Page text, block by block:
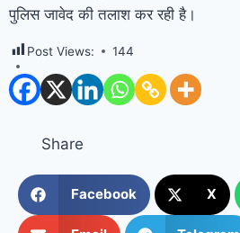
पुलिस जावेद की तलाश कर रही है।
Post Views: 144
Share
Facebook X